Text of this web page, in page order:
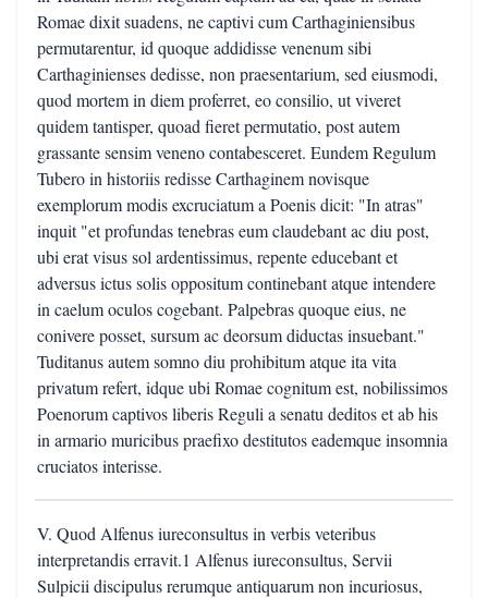
Romae dixit suadens, ne captivi cum Carthaginiensibus
permutarentur, id quoque addidisse venenum sibi
Carthaginienses dedisse, non praesentarium, sed eiusmodi,
quod mortem in diem proferret, eo consilio, ut viveret
quidem tantisper, quoad fieret permutatio, post autem
grassante sensim veneno contabesceret. Eundem Regulum
Tubero in historiis redisse Carthaginem novisque
exemplorum modis excruciatum a Poenis dicit: "In atras"
inquit "et profundas tenebras eum claudebant ac diu post,
ubi erat visus sol ardentissimus, repente educebant et
adversus ictus solis oppositum continebant atque intendere
in caelum oculos cogebant. Palpebras quoque eius, ne
conivere posset, sursum ac deorsum diductas insuebant."
Tuditanus autem somno diu prohibitum atque ita vita
privatum refert, idque ubi Romae cognitum est, nobilissimos
Poenorum captivos liberis Reguli a senatu deditos et ab his
in armario muricibus praefixo destitutos eademque insomnia
cruciatos interisse.
V. Quod Alfenus iureconsultus in verbis veteribus
interpretandis erravit.1 Alfenus iureconsultus, Servii
Sulpicii discipulus rerumque antiquarum non incuriosus,